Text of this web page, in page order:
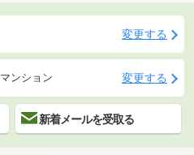
変更する
ンション 変更する
新着メールを受取る